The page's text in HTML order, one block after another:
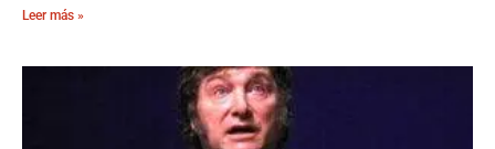
Leer más »